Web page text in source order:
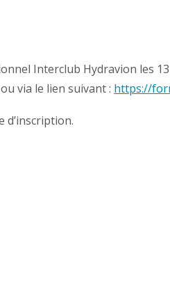
Interclub Hydravion les
via le lien suivant : https://